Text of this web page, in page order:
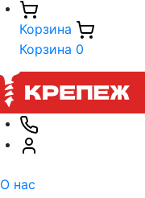
Корзина
Корзина 0
О нас